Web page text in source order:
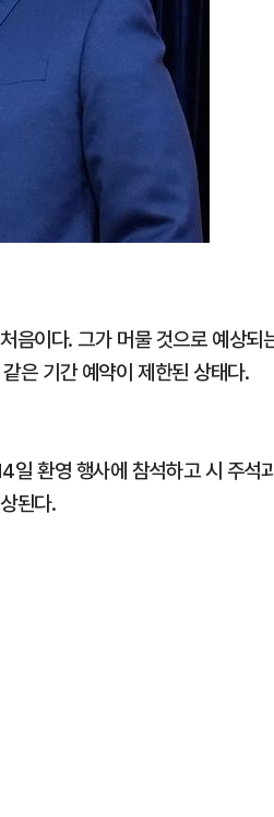
음이다. 그가 머물 것으로 예상되
은 기간 예약이 제한된 상태다.
일 환영 행사에 참석하고 시 주석
된다.